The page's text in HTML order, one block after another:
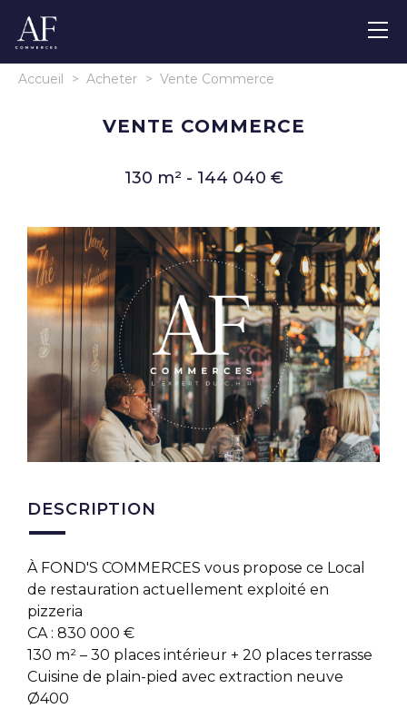
Accueil > Acheter > Vente Commerce
VENTE COMMERCE
130 m² - 144 040 €
DESCRIPTION
À FOND'S COMMERCES vous propose ce Local
de restauration actuellement exploité en
pizzeria
CA : 830 000 €
130 m² – 30 places intérieur + 20 places terrasse
Cuisine de plain-pied avec extraction neuve
Ø400